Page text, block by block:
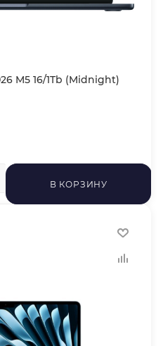
M5 16/1Tb (Midnight)
В КОРЗИНУ